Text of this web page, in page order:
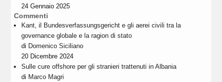
24 Gennaio 2025
Commenti
Kant, il Bundesverfassungsgericht e gli aerei civili tra la
governance globale e la ragion di stato
di Domenico Siciliano
20 Dicembre 2024
Sulle cure offshore per gli stranieri trattenuti in Albania
di Marco Magri